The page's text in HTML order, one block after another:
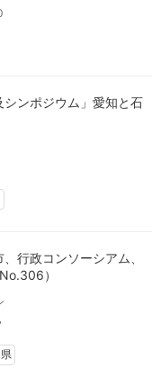
シンポジウム」愛知と石
行政コンソーシアム、
）